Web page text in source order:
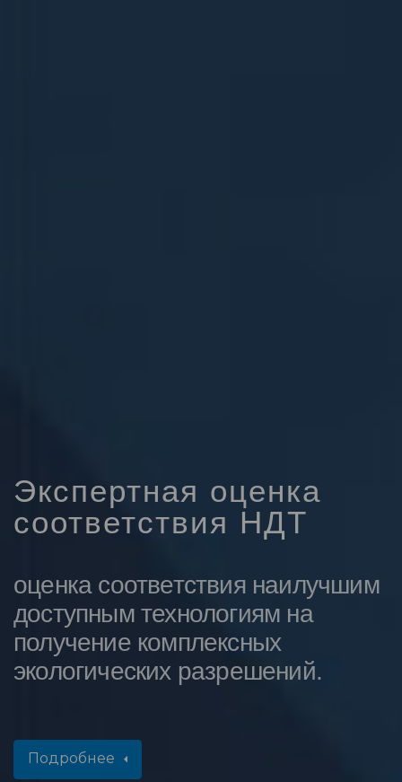
Экспертная оценка
соответствия НДТ
оценка соответствия наилучшим
доступным технологиям на
получение комплексных
экологических разрешений.
Подробнее